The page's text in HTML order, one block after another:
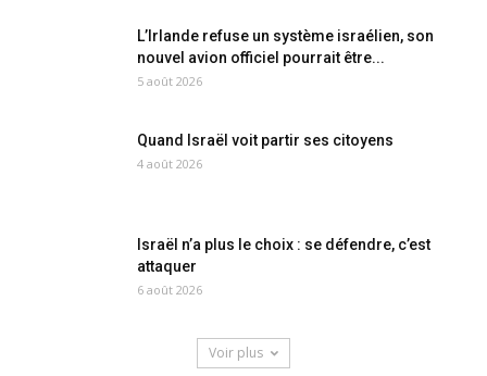
L’Irlande refuse un système israélien, son
nouvel avion officiel pourrait être...
5 août 2026
Quand Israël voit partir ses citoyens
4 août 2026
Israël n’a plus le choix : se défendre, c’est
attaquer
6 août 2026
Voir plus